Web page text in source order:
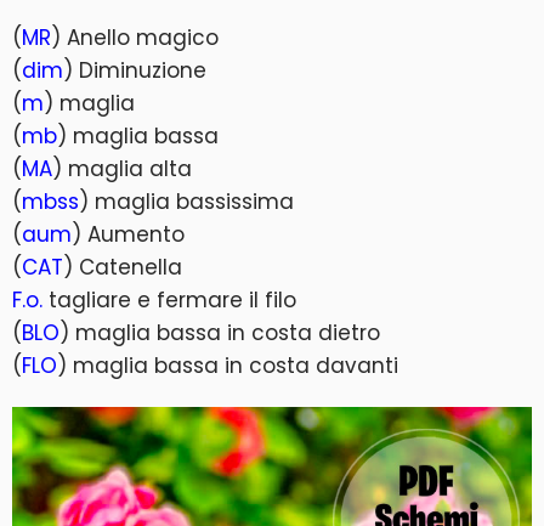
(MR) Anello magico
(dim) Diminuzione
(m) maglia
(mb) maglia bassa
(MA) maglia alta
(mbss) maglia bassissima
(aum) Aumento
(CAT) Catenella
F.o. tagliare e fermare il filo
(BLO) maglia bassa in costa dietro
(FLO) maglia bassa in costa davanti